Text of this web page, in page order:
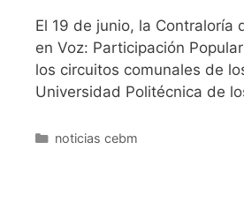
El 19 de junio, la
en Voz: Participación
los circuitos comunales de
Universidad Politécnica de
noticias cebm